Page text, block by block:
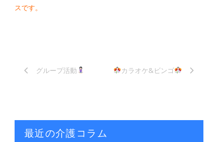
スです。
グループ活動 カラオケ&ビンゴ
最近の介護コラム